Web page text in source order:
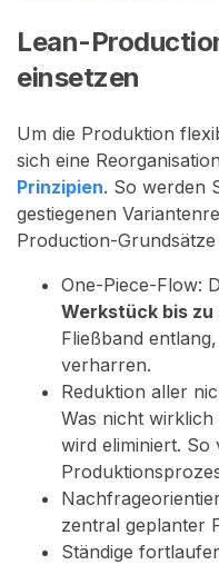
Lean-
einsetzen
Um die Produktion
sich eine
Prinzipien. So werden
gestiegenen
Production-
One-Piece-Flow:
Werkstück bis
Fließband
verharren.
Reduktion aller
Was nicht wirklich
wird eliminiert. So
zentral geplanter
Ständige